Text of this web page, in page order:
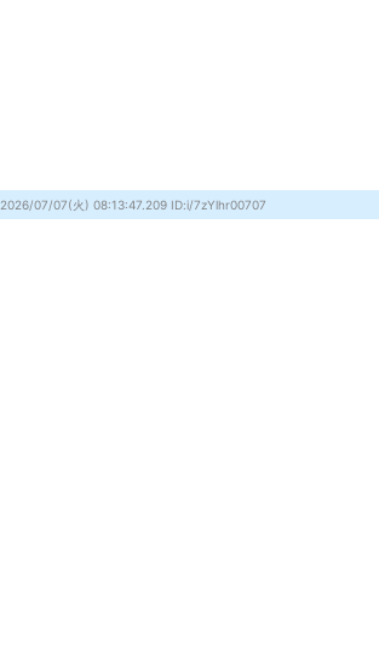
2026/07/07(火) 08:13:47.209 ID:i/7zYlhr00707